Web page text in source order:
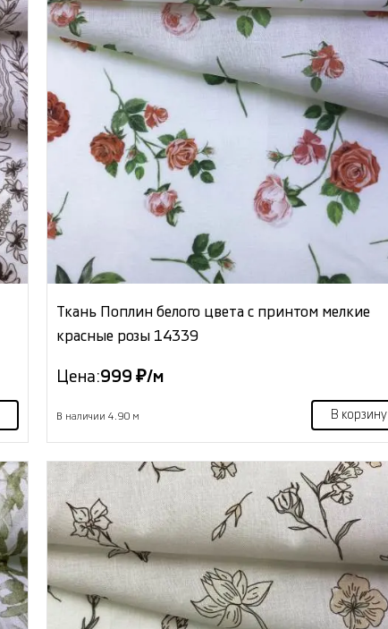
Ткань Поплин белого цвета с принтом мелкие
красные розы 14339
Цена:999 ₽/м
В наличии 4.90 м В корзину